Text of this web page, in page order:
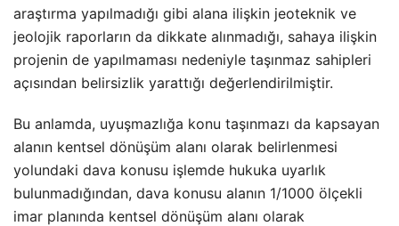
araştırma yapılmadığı gibi alana ilişkin jeoteknik ve
jeolojik raporların da dikkate alınmadığı, sahaya ilişkin
projenin de yapılmaması nedeniyle taşınmaz sahipleri
açısından belirsizlik yarattığı değerlendirilmiştir.
Bu anlamda, uyuşmazlığa konu taşınmazı da kapsayan
alanın kentsel dönüşüm alanı olarak belirlenmesi
yolundaki dava konusu işlemde hukuka uyarlık
bulunmadığından, dava konusu alanın 1/1000 ölçekli
imar planında kentsel dönüşüm alanı olarak